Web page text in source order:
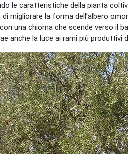
le caratteristiche della pianta
migliorare la forma dell’albero
una chioma che scende verso il
anche la luce ai rami più produttivi